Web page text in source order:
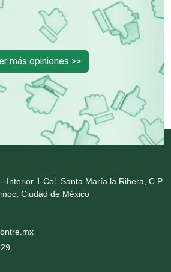
Automotrices
y Alfombras
Salchichonerías
más opiniones >>
Interior 1 Col. Santa María la Ribera, C.P.
Ciudad de México